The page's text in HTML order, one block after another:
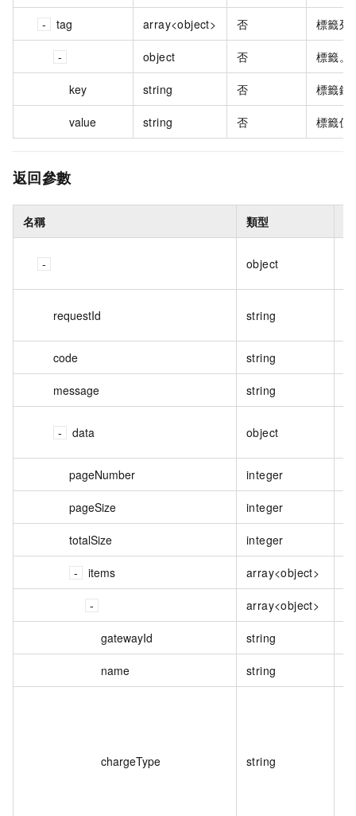
tag array<object> 否 標籤列
object 否 標籤。
key string 否 標籤鍵
value string 否 標籤值
返回參數
名稱 類型
object
requestId string
code string
message string
data object
pageNumber integer
pageSize integer
totalSize integer
items array<object>
array<object>
gatewayId string
name string
chargeType string